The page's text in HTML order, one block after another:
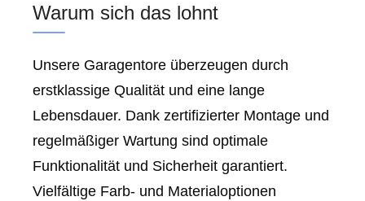
Warum sich das lohnt
Unsere Garagentore überzeugen durch
erstklassige Qualität und eine lange
Lebensdauer. Dank zertifizierter Montage und
regelmäßiger Wartung sind optimale
Funktionalität und Sicherheit garantiert.
Vielfältige Farb- und Materialoptionen